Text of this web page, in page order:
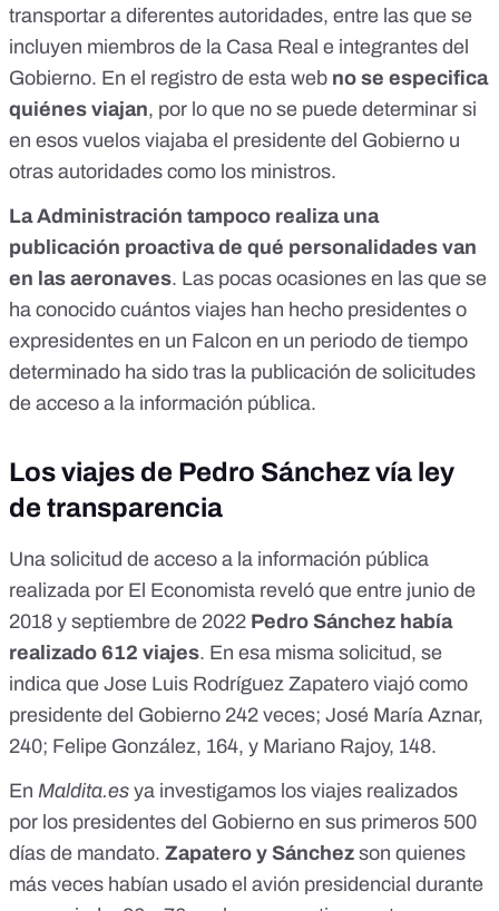
transportar a diferentes autoridades, entre las que se
incluyen miembros de la Casa Real e integrantes del
Gobierno. En el registro de esta web no se especifica
quiénes viajan, por lo que no se puede determinar si
en esos vuelos viajaba el presidente del Gobierno u
otras autoridades como los ministros.
La Administración tampoco realiza una
publicación proactiva de qué personalidades van
en las aeronaves. Las pocas ocasiones en las que se
ha conocido cuántos viajes han hecho presidentes o
expresidentes en un Falcon en un periodo de tiempo
determinado ha sido tras la publicación de solicitudes
de acceso a la información pública.
Los viajes de Pedro Sánchez vía ley
de transparencia
Una solicitud de acceso a la información pública
realizada por El Economista reveló que entre junio de
2018 y septiembre de 2022 Pedro Sánchez había
realizado 612 viajes. En esa misma solicitud, se
indica que Jose Luis Rodríguez Zapatero viajó como
presidente del Gobierno 242 veces; José María Aznar,
240; Felipe González, 164, y Mariano Rajoy, 148.
En Maldita.es ya investigamos los viajes realizados
por los presidentes del Gobierno en sus primeros 500
días de mandato. Zapatero y Sánchez son quienes
más veces habían usado el avión presidencial durante